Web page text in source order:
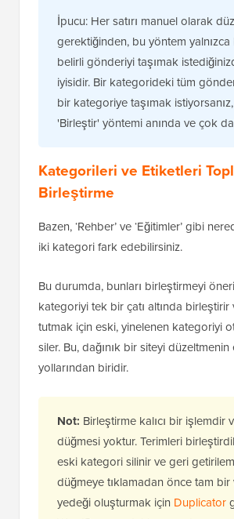
İpucu: Her satırı manuel olarak
gerektiğinden, bu yöntem
belirli gönderiyi taşımak
iyisidir. Bir kategorideki tüm
bir kategoriye taşımak
'Birleştir' yöntemi anında ve çok
Kategorileri ve Etiketleri
Birleştirme
Bazen, ‘Rehber’ ve ‘Eğitimler’ gibi
iki kategori fark edebilirsiniz.
Bu durumda, bunları birleştirmeyi
kategoriyi tek bir çatı altında birleştirir
tutmak için eski, yinelenen kategoriyi
siler. Bu, dağınık bir siteyi düzeltmenin
yollarından biridir.
Not: Birleştirme kalıcı bir işlemdir
düğmesi yoktur. Terimleri
eski kategori silinir ve geri
düğmeye tıklamadan önce tam bir
yedeği oluşturmak için Duplicator